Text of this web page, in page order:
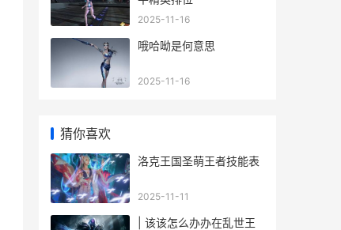
2025-11-16
哦哈呦是何意思
2025-11-16
猜你喜欢
洛克王国圣萌王者技能表
2025-11-11
| 该该怎么办办在乱世王